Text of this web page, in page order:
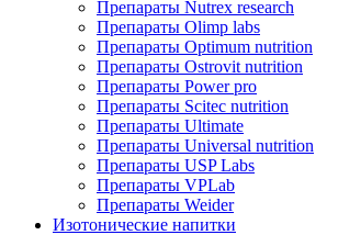
Препараты Nutrex research
Препараты Olimp labs
Препараты Optimum nutrition
Препараты Ostrovit nutrition
Препараты Power pro
Препараты Scitec nutrition
Препараты Ultimate
Препараты Universal nutrition
Препараты USP Labs
Препараты VPLab
Препараты Weider
Изотонические напитки